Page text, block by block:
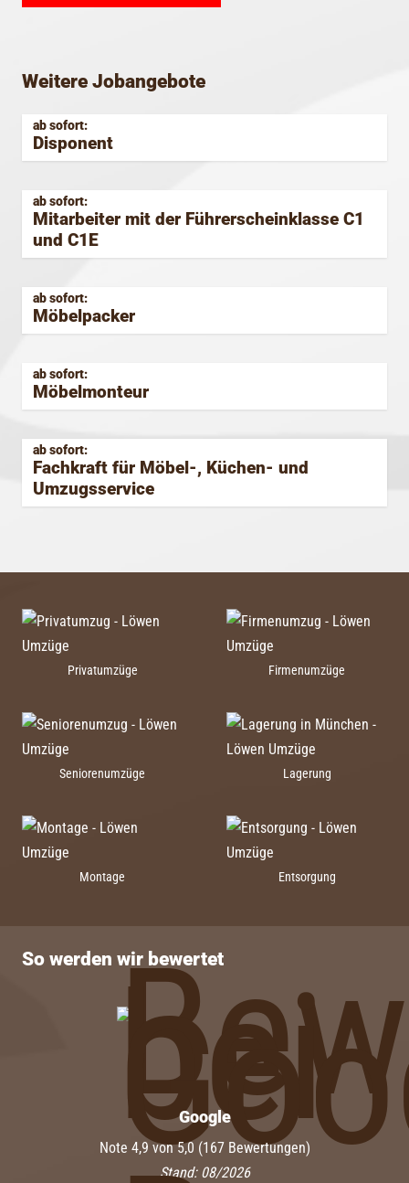
Weitere Jobangebote
ab sofort
Disponent
ab sofort
Mitarbeiter mit der Führerschein­klasse C1
und C1E
ab sofort
Möbelpacker
ab sofort
Möbelmonteur
ab sofort
Fachkraft für Möbel-, Küchen- und
Umzugsservice
Privatumzüge Firmenumzüge
Seniorenumzüge Lagerung
Montage Entsorgung
So werden wir bewertet
Google
Note 4,9 von 5,0 (167 Bewertungen)
Stand: 08/2026